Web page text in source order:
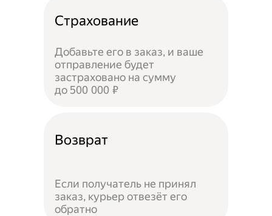
Страхование
Добавьте его в заказ, и ваше
отправление будет
застраховано на сумму
до 500 000 ₽
Возврат
Если получатель не принял
заказ, курьер отвезёт его
обратно